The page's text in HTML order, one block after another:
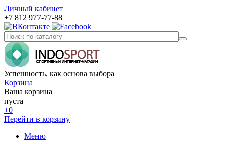
Личный кабинет
+7 812 977-77-88
Успешность, как основа выбора
Корзина
Ваша корзина
пуста
+0
Перейти в корзину
Меню